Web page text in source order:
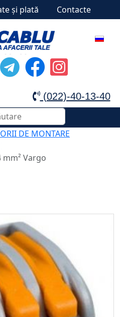
și plată Contacte
(022)-40-13-40
DE MONTARE
mm² Vargo